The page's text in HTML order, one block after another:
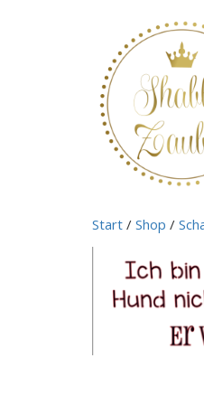
Start / Shop /